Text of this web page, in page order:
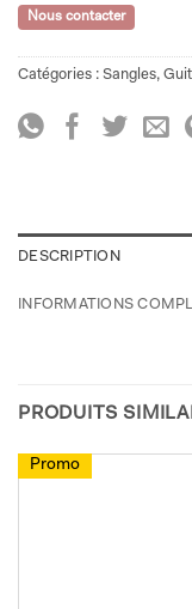
Nous contacter
Catégories : Sangles,
DESCRIPTION
INFORMATIONS
PRODUITS
Promo